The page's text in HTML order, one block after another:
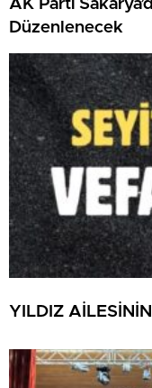
AK Parti
Düzenlenecek
YILDIZ